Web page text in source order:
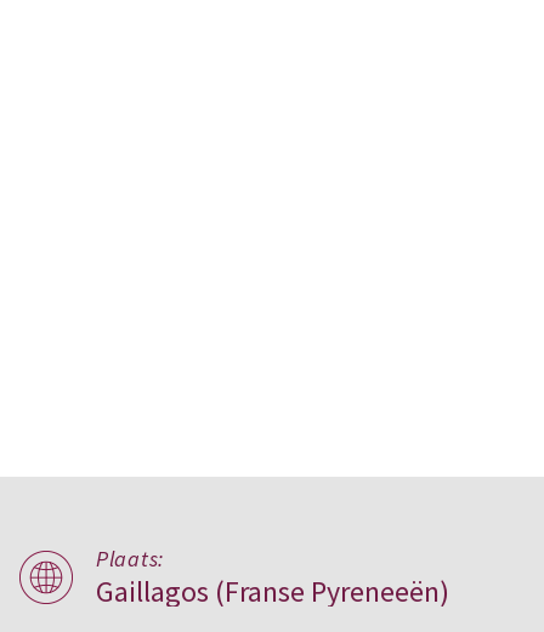
Gezinswoning in Gaillagos
Plaats:
Gaillagos (Franse Pyreneeën)